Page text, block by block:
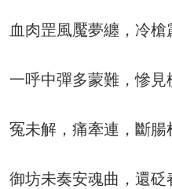
血肉罡風魘夢纏，冷槍
一呼中彈多蒙難，慘見
冤未解，痛牽連，斷腸
御坊未奏安魂曲，還砭